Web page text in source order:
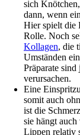
sich
dann, wenn
Hier spielt die
Rolle. Noch
Kollagen, die
Umständen
Präparate
verursachen.
Eine
somit auch
ist die
sie hängt
Lippen relativ